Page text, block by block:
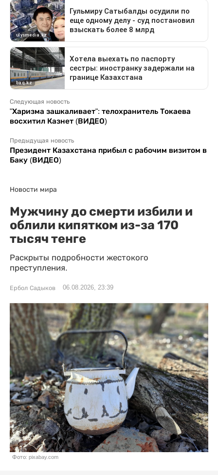
Следующая новость
"Харизма зашкаливает": телохранитель Токаева
восхитил Казнет (ВИДЕО)
Предыдущая новость
Президент Казахстана прибыл с рабочим визитом в
Баку (ВИДЕО)
Новости мира
Мужчину до смерти избили и
облили кипятком из-за 170
тысяч тенге
Раскрыты подробности жестокого
преступления.
Ербол Садыков 06.08.2026, 23:39
Фото: pixabay.com